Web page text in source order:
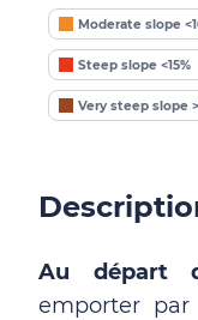
Moderate slope
Steep slope <15%
Very steep slope
Au départ
emporter par